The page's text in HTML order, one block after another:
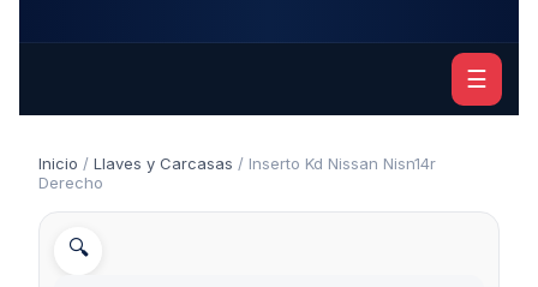
☰
Inicio / Llaves y Carcasas / Inserto Kd Nissan Nisn14r
Derecho